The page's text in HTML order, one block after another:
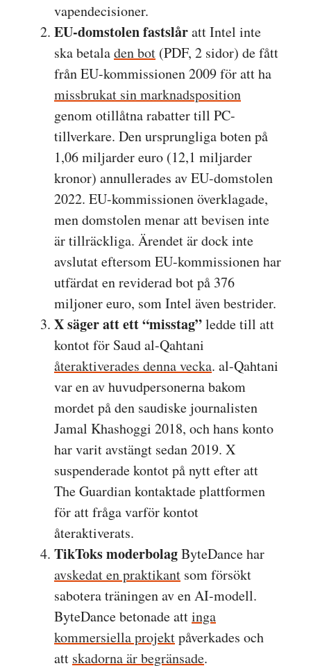
vapendecisioner.
EU-domstolen fastslåratt Intel inte
ska betaladen bot (PDF, 2 sidor) de fått
från EU-kommissionen 2009 för att ha
missbrukat sin marknadsposition
genom otillåtna rabatter till PC-
tillverkare. Den ursprungliga boten på
1,06 miljarder euro (12,1 miljarder
kronor) annullerades av EU-domstolen
2022. EU-kommissionen överklagade,
men domstolen menar att bevisen inte
är tillräckliga. Ärendet är dock inte
avslutat eftersom EU-kommissionen har
utfärdat en reviderad bot på 376
miljoner euro, som Intel även bestrider.
X säger att ett “misstag”ledde till att
kontot för Saud al-Qahtani
återaktiverades denna vecka. al-Qahtani
var en av huvudpersonerna bakom
mordet på den saudiske journalisten
Jamal Khashoggi 2018, och hans konto
har varit avstängt sedan 2019. X
suspenderade kontot på nytt efter att
The Guardian kontaktade plattformen
för att fråga varför kontot
återaktiverats.
TikToks moderbolagByteDance har
avskedat en praktikant som försökt
sabotera träningen av en AI-modell.
ByteDance betonade attinga
kommersiella projektpåverkades och
att skadorna är begränsade.